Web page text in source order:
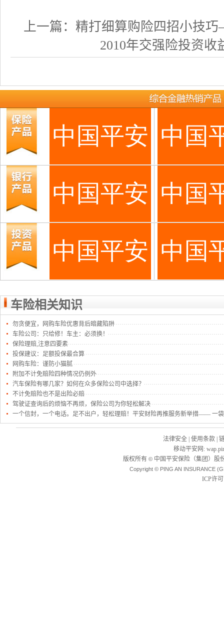
上一篇： 精打细算购险四招小技
2010年交强险投资收
车险相关知识
勿贪便宜，网购车险优惠背后暗藏陷阱
车险公司：只给修！车主：必须换！
保险理赔,注意四要素
投保建议：足额投保最合算
网购车险：谨防小猫腻
附加不计免赔险四种情况仍例外
汽车保险有哪几家？如何在众多保险公司中选择？
不计免赔险也不是出险必赔
驾驶证查询后的烦恼不再烦，保险公司为你轻松解决
一个信封，一个电话。足不出户，轻松理赔！平安财险再推服务新举措—— 一
法律安全 使用条款
移动平安网 :
版权所有 ©中国平安保险（集团）股
Copyright © PING AN INSURANCE
ICP许